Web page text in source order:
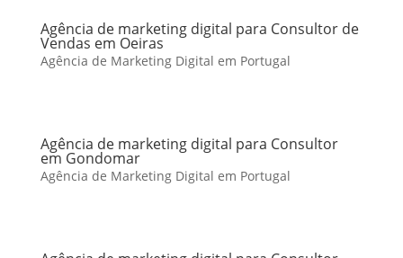
Agência de marketing digital para Consultor de
Vendas em Oeiras
Agência de Marketing Digital em Portugal
Agência de marketing digital para Consultor
em Gondomar
Agência de Marketing Digital em Portugal